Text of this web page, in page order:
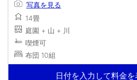
写真を見る
14畳
庭園 + 山 + 川
喫煙可
布団 10組
日付を入力して料金を